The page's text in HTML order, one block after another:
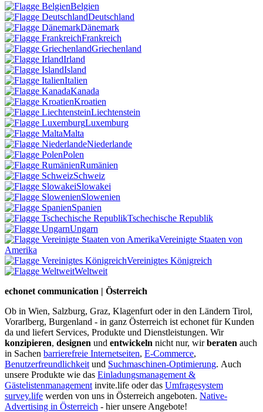
Belgien
Deutschland
Dänemark
Frankreich
Griechenland
Irland
Island
Italien
Kanada
Kroatien
Liechtenstein
Luxemburg
Malta
Niederlande
Polen
Rumänien
Schweiz
Slowakei
Slowenien
Spanien
Tschechische Republik
Ungarn
Vereinigte Staaten von
Amerika
Vereinigtes Königreich
Weltweit
echonet communication | Österreich
Ob in Wien, Salzburg, Graz, Klagenfurt oder in den Ländern Tirol,
Vorarlberg, Burgenland - in ganz Österreich ist echonet für Kunden
da und liefert Services, Produkte und Dienstleistungen. Wir
konzipieren, designen und entwickeln nicht nur, wirberaten auch
in Sachen barrierefreie Internetseiten, E-Commerce,
Benutzerfreundlichkeit und Suchmaschinen-Optimierung. Auch
unsere Produkte wie das Einladungsmanagement &
Gästelistenmanagement invite.life oder das Umfragesystem
survey.life werden von uns in Österreich angeboten. Native-
Advertising in Österreich - hier unsere Angebote!